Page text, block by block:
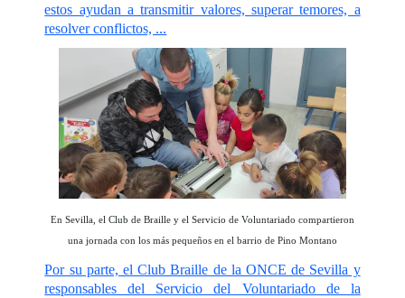
estos ayudan a transmitir valores, superar temores, a
resolver conflictos, ...
En Sevilla, el Club de Braille y el Servicio de Voluntariado compartieron
una jornada con los más pequeños en el barrio de Pino Montano
Por su parte, el Club Braille de la ONCE de Sevilla y
responsables del Servicio del Voluntariado de la